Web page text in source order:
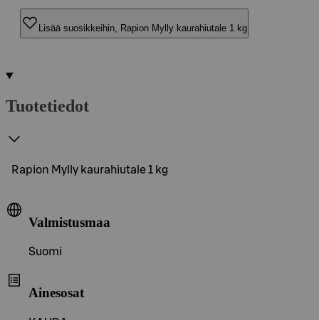
Lisää suosikkeihin, Rapion Mylly kaurahiutale 1 kg
Tuotetiedot
Rapion Mylly kaurahiutale 1 kg
Valmistusmaa
Suomi
Ainesosat